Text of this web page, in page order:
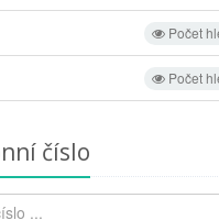
Počet
Počet
číslo